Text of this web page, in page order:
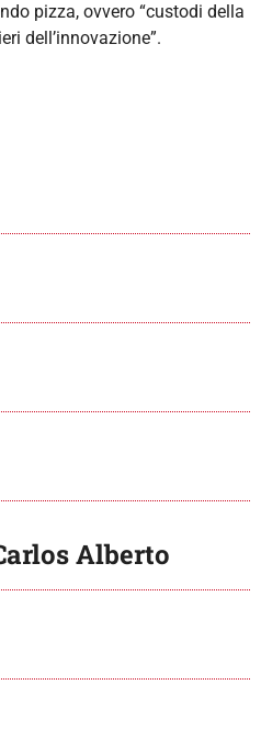
pizza, ovvero “custodi della
dell’innovazione”.
Alberto